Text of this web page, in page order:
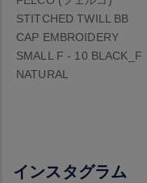
STITCHED TWILL BB
CAP EMBROIDERY
SMALL F - 10 BLACK_F
NATURAL
インスタグラム